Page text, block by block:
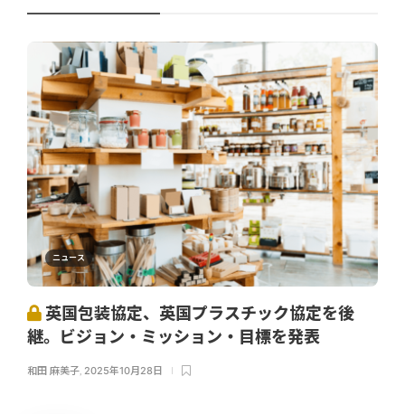
ニュース
英国包装協定、英国プラスチック協定を後
継。ビジョン・ミッション・目標を発表
和田 麻美子, 2025年10月28日